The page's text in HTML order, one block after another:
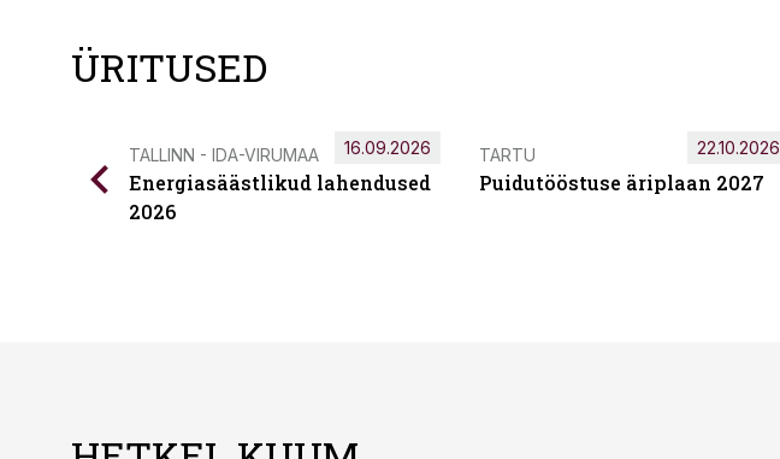
ÜRITUSED
TALLINN - IDA-VIRUMAA
Energiasäästlikud lahendused
2026
16.09.2026 TARTU
Puidutööstuse äriplaan 2027
22.10.2026